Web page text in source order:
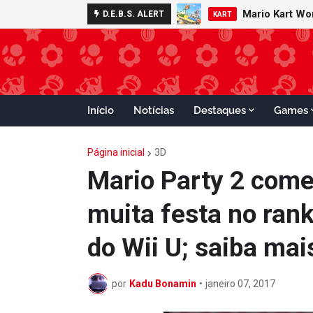
D.E.B.S. ALERT NOTÍCIAS Minecraft
Início Notícias Destaques Games
Página inicial 3D
Mario Party 2
muita festa no
do Wii U; saiba
por Kadu Bonamin • janeiro 07, 2017